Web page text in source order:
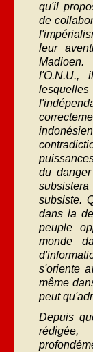
qu'il
de
leur
l'O.N.U.,
du
subsiste.
dans la
peuple
monde
s'oriente
même
peut
Depuis